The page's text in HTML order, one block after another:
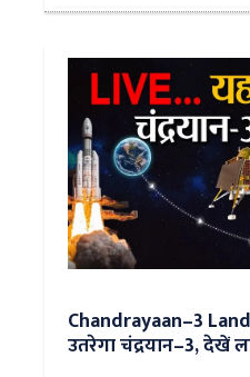
Chandrayaan–3
उतरेगा चंद्रयान–3, देखें